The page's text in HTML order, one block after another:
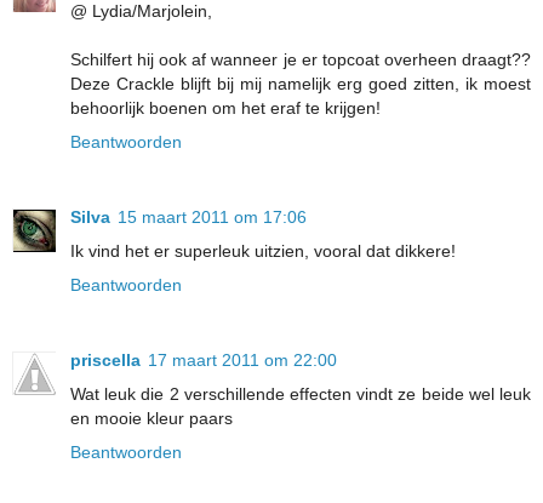
@ Lydia/Marjolein,
Schilfert hij ook af wanneer je er topcoat overheen draagt??
Deze Crackle blijft bij mij namelijk erg goed zitten, ik moest
behoorlijk boenen om het eraf te krijgen!
Beantwoorden
Silva 15 maart 2011 om 17:06
Ik vind het er superleuk uitzien, vooral dat dikkere!
Beantwoorden
priscella 17 maart 2011 om 22:00
Wat leuk die 2 verschillende effecten vindt ze beide wel leuk
en mooie kleur paars
Beantwoorden